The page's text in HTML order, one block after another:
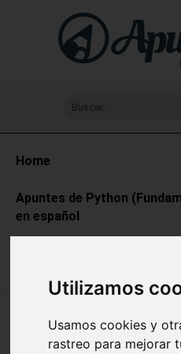
Utilizamos
Usamos cookies y
rastreo para mejorar
Buscar...
Home
Apuntes de Python
en español
🔥 MANIPULACIÓN DE
PYTHON: